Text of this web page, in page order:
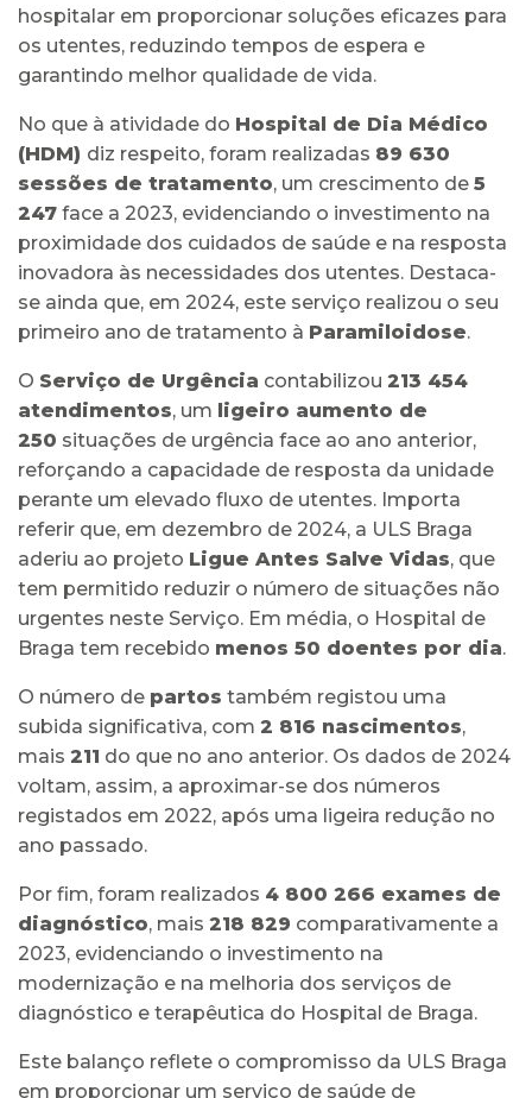
hospitalar em proporcionar soluções eficazes para
os utentes, reduzindo tempos de espera e
garantindo melhor qualidade de vida.
No que à atividade do Hospital de Dia Médico
(HDM) diz respeito, foram realizadas 89 630
sessões de tratamento, um crescimento de 5
247 face a 2023, evidenciando o investimento na
proximidade dos cuidados de saúde e na resposta
inovadora às necessidades dos utentes. Destaca-
se ainda que, em 2024, este serviço realizou o seu
primeiro ano de tratamento à Paramiloidose.
O Serviço de Urgência contabilizou 213 454
atendimentos, um ligeiro aumento de
250 situações de urgência face ao ano anterior,
reforçando a capacidade de resposta da unidade
perante um elevado fluxo de utentes. Importa
referir que, em dezembro de 2024, a ULS Braga
aderiu ao projeto Ligue Antes Salve Vidas, que
tem permitido reduzir o número de situações não
urgentes neste Serviço. Em média, o Hospital de
Braga tem recebido menos 50 doentes por dia.
O número de partos também registou uma
subida significativa, com 2 816 nascimentos,
mais 211 do que no ano anterior. Os dados de 2024
voltam, assim, a aproximar-se dos números
registados em 2022, após uma ligeira redução no
ano passado.
Por fim, foram realizados 4 800 266 exames de
diagnóstico, mais 218 829 comparativamente a
2023, evidenciando o investimento na
modernização e na melhoria dos serviços de
diagnóstico e terapêutica do Hospital de Braga.
Este balanço reflete o compromisso da ULS Braga
em proporcionar um serviço de saúde de